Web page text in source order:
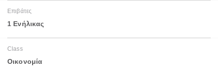
Επιβάτες
1 Ενήλικας
Class
Οικονομία